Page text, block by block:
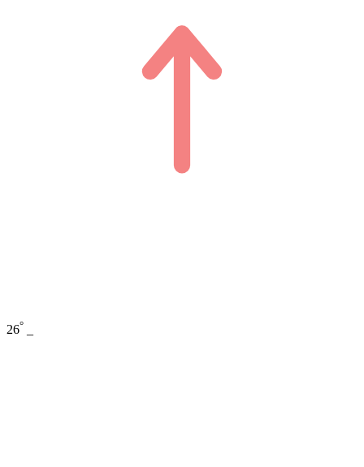
26°